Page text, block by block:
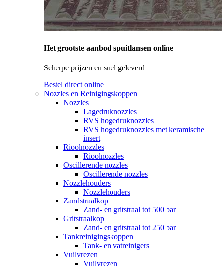
Het grootste aanbod spuitlansen online
Scherpe prijzen en snel geleverd
Bestel direct online
Nozzles en Reinigingskoppen
Nozzles
Lagedruknozzles
RVS hogedruknozzles
RVS hogedruknozzles met keramische
insert
Rioolnozzles
Rioolnozzles
Oscillerende nozzles
Oscillerende nozzles
Nozzlehouders
Nozzlehouders
Zandstraalkop
Zand- en gritstraal tot 500 bar
Gritstraalkop
Zand- en gritstraal tot 250 bar
Tankreinigingskoppen
Tank- en vatreinigers
Vuilvrezen
Vuilvrezen